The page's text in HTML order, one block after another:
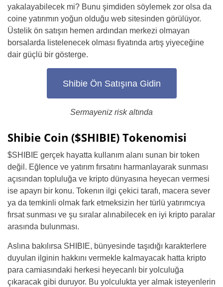
yakalayabilecek mi? Bunu şimdiden söylemek zor olsa da
coine yatırımın yoğun olduğu web sitesinden görülüyor.
Üstelik ön satışın hemen ardından merkezi olmayan
borsalarda listelenecek olması fiyatında artış yiyeceğine
dair güçlü bir gösterge.
Shibie Ön Satışına Gidin
Sermayeniz risk altında
Shibie Coin ($SHIBIE) Tokenomisi
$SHIBIE gerçek hayatta kullanım alanı sunan bir token
değil. Eğlence ve yatırım fırsatını harmanlayarak sunması
açısından topluluğa ve kripto dünyasına heyecan vermesi
ise apayrı bir konu. Tokenın ilgi çekici tarafı, macera sever
ya da temkinli olmak fark etmeksizin her türlü yatırımcıya
fırsat sunması ve şu sıralar alınabilecek en iyi kripto paralar
arasında bulunması.
Aslına bakılırsa SHIBIE, bünyesinde taşıdığı karakterlere
duyulan ilginin hakkını vermekle kalmayacak hatta kripto
para camiasındaki herkesi heyecanlı bir yolculuğa
çıkaracak gibi duruyor. Bu yolculukta yer almak isteyenlerin